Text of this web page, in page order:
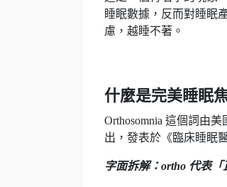
睡眠數據，反而對睡眠
慮，越睡不著。
什麼是完美睡眠
Orthosomnia 這個詞由
出，發表於《臨床睡眠
字面拆解：ortho 代表